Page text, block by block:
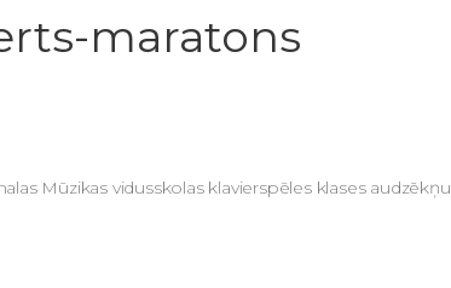
maratons
Mūzikas vidusskolas klavierspēles klases audzēkņu